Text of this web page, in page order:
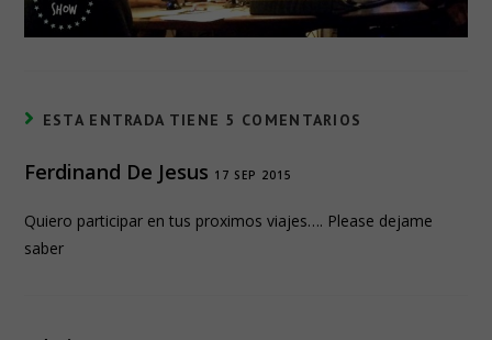
ESTA ENTRADA TIENE 5 COMENTARIOS
Ferdinand De Jesus 17 SEP 2015
Quiero participar en tus proximos viajes…. Please dejame
saber